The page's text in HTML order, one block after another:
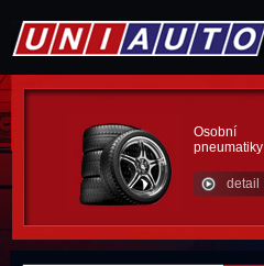
Osobní
pneumatiky
detail